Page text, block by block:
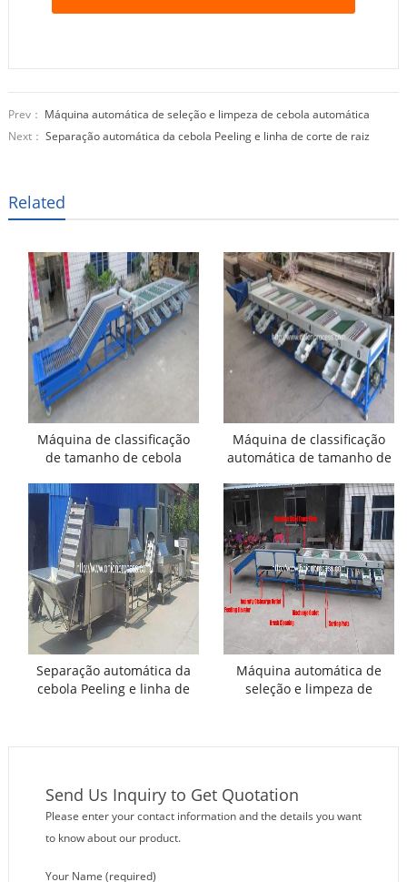
Prev： Máquina automática de seleção e limpeza de cebola automática
Next： Separação automática da cebola Peeling e linha de corte de raiz
Related
Máquina de classificação
de tamanho de cebola
alimentação
Máquina de classificação
automática de tamanho de
Separação automática da
cebola Peeling e linha de
Máquina automática de
seleção e limpeza de
Send Us Inquiry to Get Quotation
Please enter your contact information and the details you want
to know about our product.
Your Name (required)